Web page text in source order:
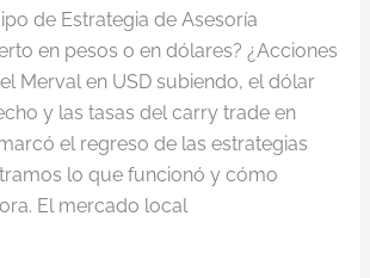
de Estrategia de Asesoría
en pesos o en dólares? ¿Acciones
Merval en USD subiendo, el dólar
y las tasas del carry trade en
el regreso de las estrategias
lo que funcionó y cómo
El mercado local